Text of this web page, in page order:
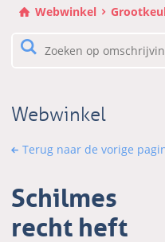
inhoud
naar
Webwinkel
Webwinkel
Terug naar de vorige
Schilmes
recht heft